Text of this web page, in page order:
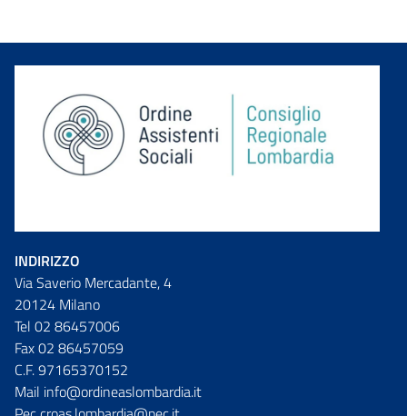
INDIRIZZO
Via Saverio Mercadante, 4
20124 Milano
Tel 02 86457006
Fax 02 86457059
C.F. 97165370152
Mail info@ordineaslombardia.it